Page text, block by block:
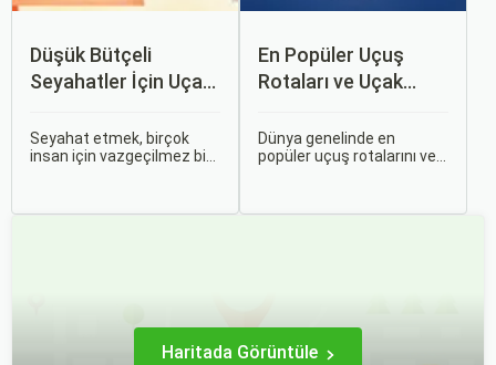
Düşük Bütçeli
Seyahatler İçin Uçak
Seyahat etmek, birçok
insan için vazgeçilmez bir
En Popüler Uçuş
Rotaları ve Uçak
Dünya genelinde en
popüler uçuş rotalarını ve
ilişkiler bulunmaktadır.
Haritada Görüntüle